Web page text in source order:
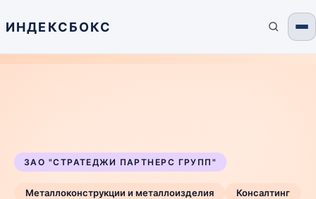
ИНДЕКСБОКС
ЗАО "СТРАТЕДЖИ ПАРТНЕРС ГРУПП"
Металлоконструкции и металлоизделия
Консалтинг